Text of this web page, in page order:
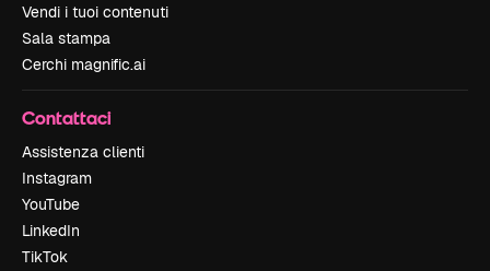
Vendi i tuoi contenuti
Sala stampa
Cerchi magnific.ai
Contattaci
Assistenza clienti
Instagram
YouTube
LinkedIn
TikTok